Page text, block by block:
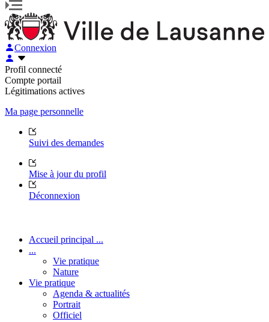
Connexion
Profil connecté
Compte portail
Légitimations actives
Ma page personnelle
Suivi des demandes
Mise à jour du profil
Déconnexion
Accueil principal ...
...
Vie pratique
Nature
Vie pratique
Agenda & actualités
Portrait
Officiel